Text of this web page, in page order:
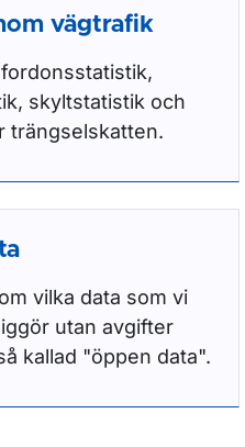
vägtrafik
skyltstatistik och
trängselskatten.
vilka data som vi
utan avgifter
kallad "öppen data".